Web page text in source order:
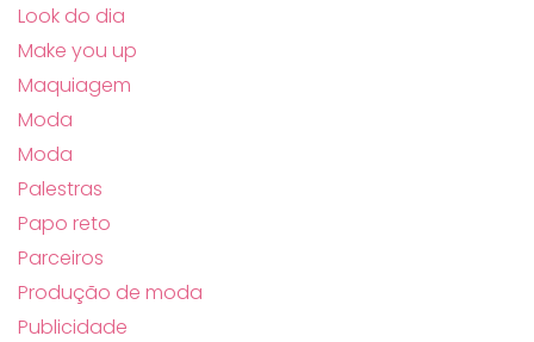
Look do dia
Make you up
Maquiagem
Moda
Moda
Palestras
Papo reto
Parceiros
Produção de moda
Publicidade